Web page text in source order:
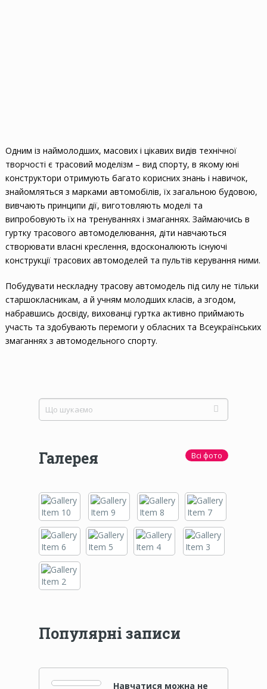
Одним із наймолодших, масових і цікавих видів технічної
творчості є трасовий моделізм – вид спорту, в якому юні
конструктори отримують багато корисних знань і навичок,
знайомляться з марками автомобілів, їх загальною будовою,
вивчають принципи дії, виготовляють моделі та
випробовують їх на тренуваннях і змаганнях. Займаючись в
гуртку трасового автомоделювання, діти навчаються
створювати власні креслення, вдосконалюють існуючі
конструкції трасових автомоделей та пультів керування ними.
Побудувати нескладну трасову автомодель під силу не тільки
старшокласникам, а й учням молодших класів, а згодом,
набравшись досвіду, вихованці гуртка активно приймають
участь та здобувають перемоги у обласних та Всеукраїнських
змаганнях з автомодельного спорту.
Галерея Всі фото
Популярні записи
Навчатися можна не